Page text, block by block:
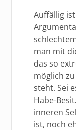
Auffällig
man mit
das so
möglich
steht. Sei
Habe-
inneren
ist, noch